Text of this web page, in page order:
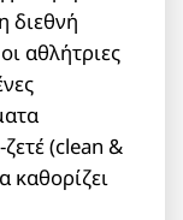
διεθνή
αθλήτριες
(clean &
καθορίζει